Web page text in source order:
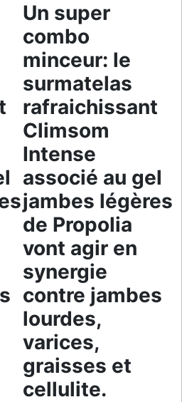
Un super
combo
minceur: le
surmatelas
rafraichissant
Climsom
Intense
associé au gel
jambes légères
de Propolia
vont agir en
synergie
contre jambes
lourdes,
varices,
graisses et
cellulite.